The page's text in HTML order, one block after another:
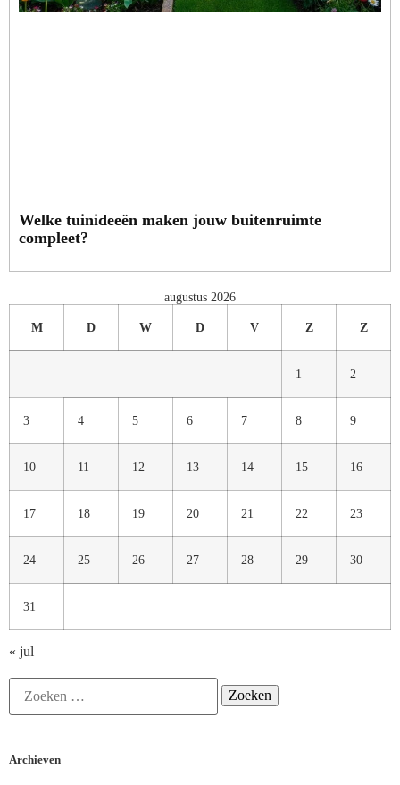
Welke tuinideeën maken jouw buitenruimte
compleet?
augustus 2026
M D W D V Z Z
1 2
3 4 5 6 7 8 9
10 11 12 13 14 15 16
17 18 19 20 21 22 23
24 25 26 27 28 29 30
31
« jul
Archieven